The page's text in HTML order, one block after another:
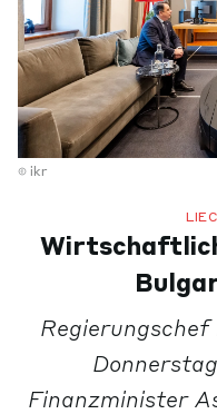
ikr
Finanzminister